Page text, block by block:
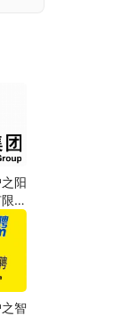
阳
公
智